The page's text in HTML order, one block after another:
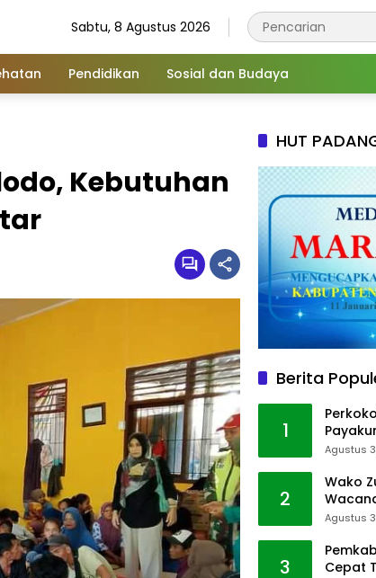
Sabtu, 8 Agustus 2026
Pendidikan Sosial dan Budaya
Kebutuhan
HUT
Berita
1
Jabatan
Agustus
2
Wako
Agustus
3
Cepat